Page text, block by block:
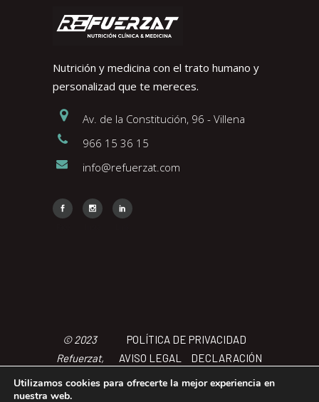
Nutrición y medicina con el trato humano y
personalizad que te mereces.
Av. de la Constitución, 96 - Villena
966 15 36 15
info@refuerzat.com
© 2023
Refuerzat,
Todos los
derechos
POLÍTICA DE PRIVACIDAD
AVISO LEGAL
DECLARACIÓN
DE ACCCESIBILIDAD
POLÍTICA
Utilizamos cookies para ofrecerte la mejor experiencia en
nuestra web.